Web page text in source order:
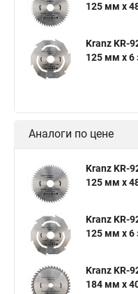
125 мм х
Kranz KR-
125 мм х 6
Аналоги по цене
Kranz KR-
125 мм х
Kranz KR-
125 мм х 6
Kranz KR-
184 мм х